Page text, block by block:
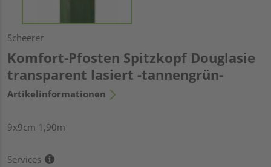
Scheerer
Komfort-Pfosten Spitzkopf Douglasie
transparent lasiert -tannengrün-
Artikelinformationen
9x9cm 1,90m
Services